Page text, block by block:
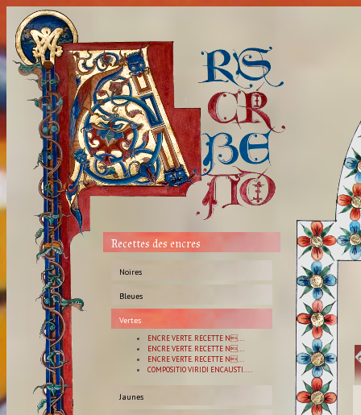
Recettes des encres
Noires
Bleues
Vertes
ENCRE VERTE. RECETTE N...
ENCRE VERTE. RECETTE N...
ENCRE VERTE. RECETTE N...
COMPOSITIO VIRIDI ENCAUSTI....
Jaunes